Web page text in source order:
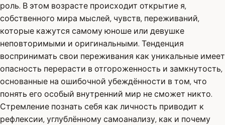
роль. В этом возрасте происходит открытие я,
собственного мира мыслей, чувств, переживаний,
которые кажутся самому юноше или девушке
неповторимыми и оригинальными. Тенденция
воспринимать свои переживания как уникальные имеет
опасность перерасти в отгороженность и замкнутость,
основанные на ошибочной убеждённости в том, что
понять его особый внутренний мир не сможет никто.
Стремление познать себя как личность приводит к
рефлексии, углублённому самоанализу, как и почему